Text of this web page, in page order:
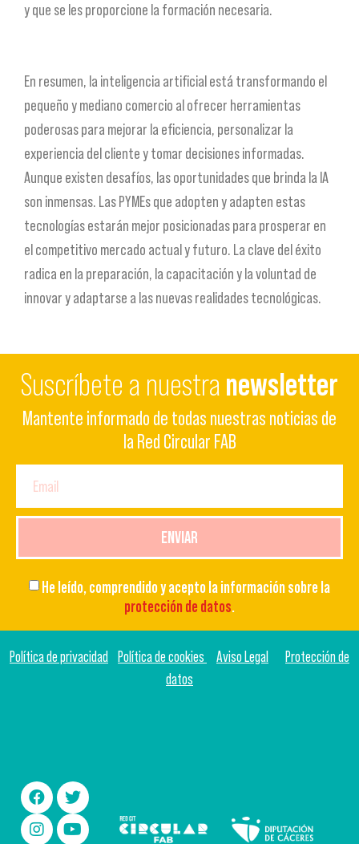
y que se les proporcione la formación necesaria.
En resumen, la inteligencia artificial está transformando el
pequeño y mediano comercio al ofrecer herramientas
poderosas para mejorar la eficiencia, personalizar la
experiencia del cliente y tomar decisiones informadas.
Aunque existen desafíos, las oportunidades que brinda la IA
son inmensas. Las PYMEs que adopten y adapten estas
tecnologías estarán mejor posicionadas para prosperar en
el competitivo mercado actual y futuro. La clave del éxito
radica en la preparación, la capacitación y la voluntad de
innovar y adaptarse a las nuevas realidades tecnológicas.
Suscríbete a nuestra newsletter
Mantente informado de todas nuestras noticias de
la Red Circular FAB
He leído, comprendido y acepto la información sobre la
protección de datos.
ENVIAR
Política de privacidad Política de cookies Aviso Legal
Protección de
datos